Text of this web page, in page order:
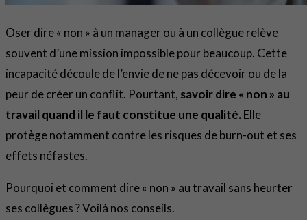
Oser dire « non » à un manager ou à un collègue relève
souvent d’une mission impossible pour beaucoup. Cette
incapacité découle de l’envie de ne pas décevoir ou de la
peur de créer un conflit. Pourtant, savoir dire « non » au
travail quand il le faut constitue une qualité. Elle
protège notamment contre les risques de burn-out et ses
effets néfastes.
Pourquoi et comment dire « non » au travail sans heurter
ses collègues ? Voilà nos conseils.